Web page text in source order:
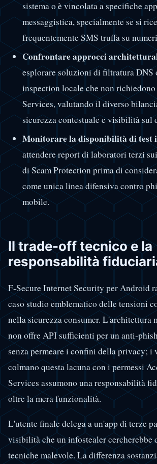
sistema o è vincolata a specifiche
messaggistica, specialmente se si
frequentemente SMS truffa su
Confrontare approcci
esplorare soluzioni di filtratura DNS
inspection locale che non
Services, valutando il diverso
sicurezza contestuale e visibilità sul
Monitorare la disponibilità di test
attendere report di laboratori terzi
di Scam Protection prima di
come unica linea difensiva contro
mobile.
Il trade-off tecnico e la
responsabilità
F-Secure Internet Security per Android
caso studio emblematico delle tensioni
nella sicurezza consumer. L'architettura
non offre API sufficienti per un anti-
senza permeare i confini della privacy; i
colmano questa lacuna con i permessi
Services assumono una responsabilità
oltre la mera funzionalità.
L'utente finale delega a un'app di terze
visibilità che un infostealer cercherebbe
tecniche malevole. La differenza